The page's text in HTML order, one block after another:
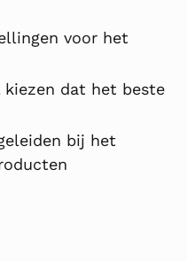
voor het
dat het beste
bij het